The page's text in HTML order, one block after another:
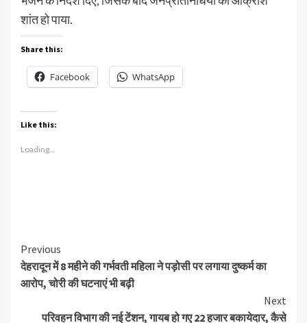
शांत हो पाया.
Share this:
Facebook WhatsApp
Like this:
Loading...
Continue
Reading
Previous
देहरादून में 8 महीने की गर्भवती महिला ने पड़ोसी पर लगाया दुष्कर्म का
आरोप, चोरी की घटनाएं भी बढ़ी
Next
परिवहन विभाग की नई टेंशन, गायब हो गए 22 हजार बकायेदार, कैसे